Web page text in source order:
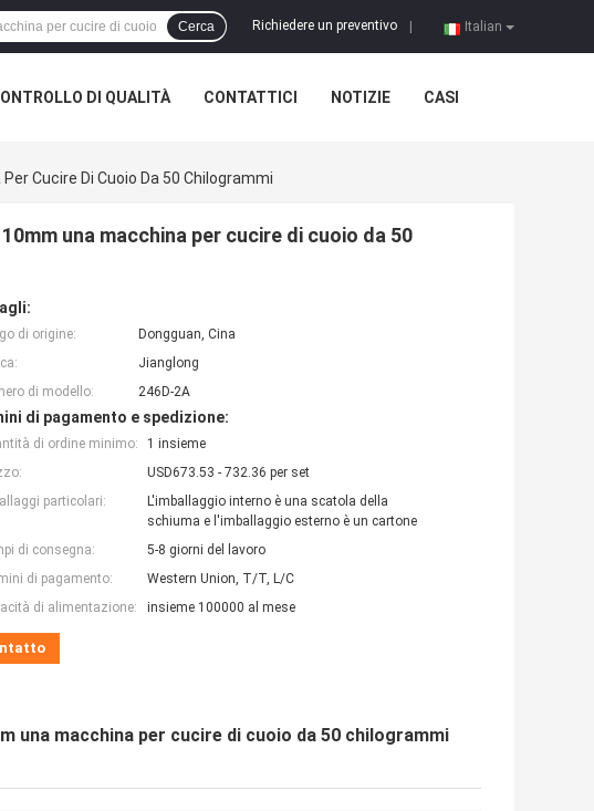
Italian
Richiedere un preventivo
Cerca
DI QUALITÀ CONTATTICI NOTIZIE CASI
Cucire Di Cuoio Da 50 Chilogrammi
una macchina per cucire di cuoio da 50
di origine:
Dongguan, Cina
Jianglong
di modello:
246D-2A
di pagamento e spedizione:
di ordine minimo:
1 insieme
USD673.53 - 732.36 per set
particolari:
L'imballaggio interno è una scatola della
schiuma e l'imballaggio esterno è un cartone
di consegna:
5-8 giorni del lavoro
di pagamento:
Western Union, T/T, L/C
di alimentazione:
insieme 100000 al mese
una macchina per cucire di cuoio da 50 chilogrammi